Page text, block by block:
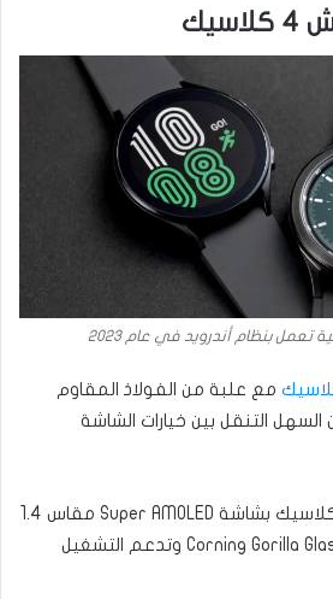
مع علبة من الفولاذ المقاوم
السهل التنقل بين خيارات الشاشة
تتميز جالاكسي واتش 4 كلاسيك بشاشة Super AMOLED مقاس 1.4
بوصة مغطاة بزجاج Corning Gorilla Glass DX وتدعم التشغيل